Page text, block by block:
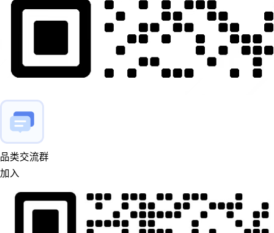
品类交流群
加入